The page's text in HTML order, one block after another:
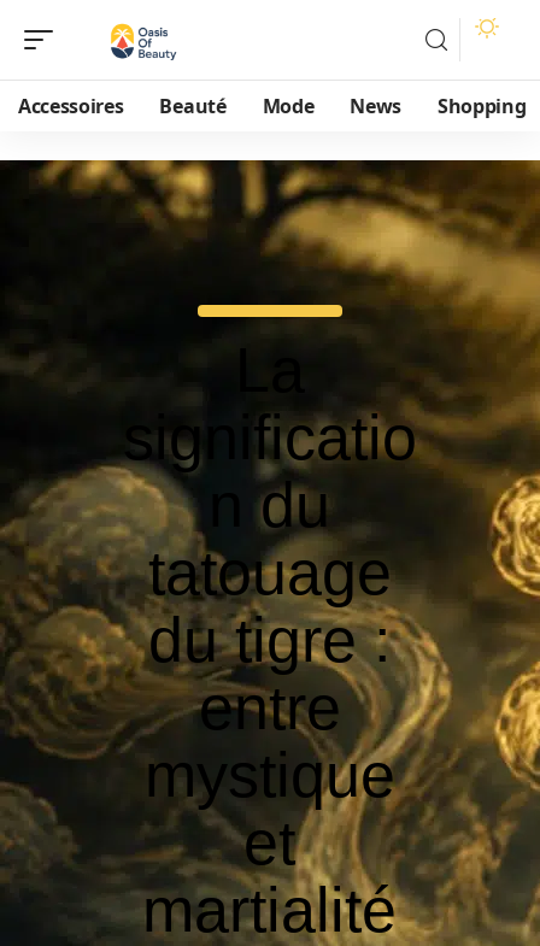
Accessoires Beauté Mode News Shopping
significatio
n du
tatouage
du tigre :
entre
mystique
et
martialité